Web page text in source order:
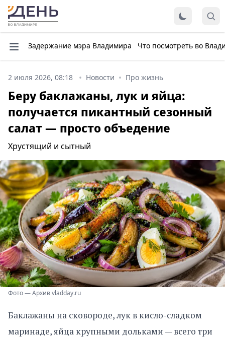
Задержание мэра Владимира Что посмотреть во
2 июля 2026, 08:18 Новости Про жизнь
Беру баклажаны, лук и яйца:
получается пикантный сезонный
салат — просто объедение
Хрустящий и сытный
Фото — Архив vladday.ru
Баклажаны на сковороде, лук в кисло-сладком
маринаде, яйца крупными дольками — всего три